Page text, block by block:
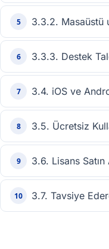
5 3.3.2. Masaüstü
6 3.3.3. Destek
7 3.4. iOS ve
8 3.5. Ücretsiz
9 3.6. Lisans Satın
10 3.7. Tavsiye